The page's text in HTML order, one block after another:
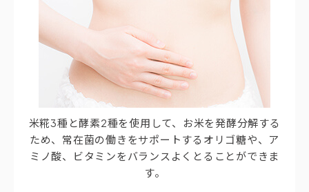
米糀3種と酵素2種を使用して、お米を発酵分解する
ため、常在菌の働きをサポートするオリゴ糖や、ア
ミノ酸、ビタミンをバランスよくとることができま
す。